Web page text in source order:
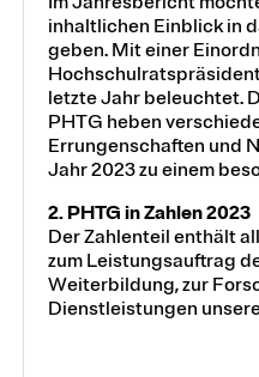
inhaltlichen Einblick in
geben. Mit einer
letzte Jahr beleuchtet.
PHTG heben
Errungenschaften und
Jahr 2023 zu einem
2. PHTG in Zahlen 2023
Der Zahlenteil enthält
zum Leistungsauftrag
Weiterbildung, zur
Dienstleistungen